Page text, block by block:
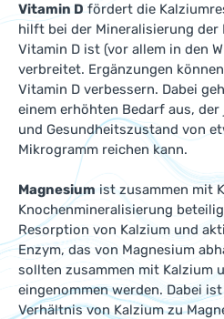
Vitamin D fördert die
hilft bei der Mineralisierung der
Vitamin D ist (vor allem in den
verbreitet. Ergänzungen
Vitamin D verbessern. Dabei
einem erhöhten Bedarf aus,
und Gesundheitszustand von
Mikrogramm reichen kann.
Magnesium ist zusammen mit
Knochenmineralisierung
Resorption von Kalzium und
Enzym, das von Magnesium
sollten zusammen mit Kalzium
eingenommen werden. Dabei
Verhältnis von Kalzium zu